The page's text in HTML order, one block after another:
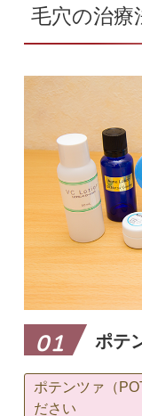
毛穴の治療
01 ポテ
ポテンツァ（
ださい